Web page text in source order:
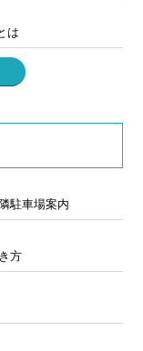
は
駐車場案内
方